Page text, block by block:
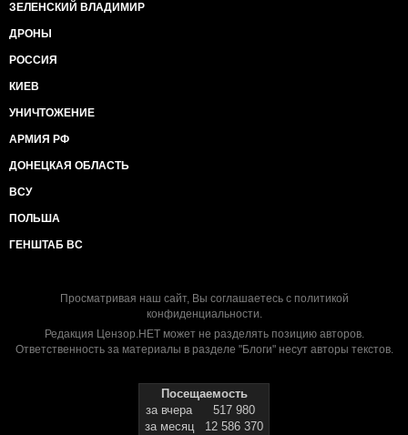
ЗЕЛЕНСКИЙ ВЛАДИМИР
ДРОНЫ
РОССИЯ
КИЕВ
УНИЧТОЖЕНИЕ
АРМИЯ РФ
ДОНЕЦКАЯ ОБЛАСТЬ
ВСУ
ПОЛЬША
ГЕНШТАБ ВС
Просматривая наш сайт, Вы соглашаетесь с политикой
конфиденциальности.
Редакция Цензор.НЕТ может не разделять позицию авторов.
Ответственность за материалы в разделе "Блоги" несут авторы текстов.
Посещаемость
за вчера
517 980
за месяц
12 586 370